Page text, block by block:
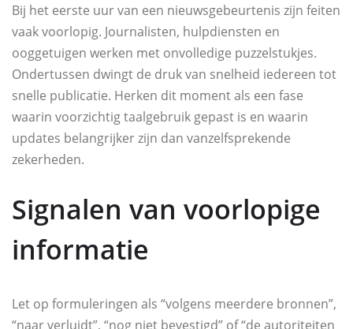
Bij het eerste uur van een nieuwsgebeurtenis zijn feiten
vaak voorlopig. Journalisten, hulpdiensten en
ooggetuigen werken met onvolledige puzzelstukjes.
Ondertussen dwingt de druk van snelheid iedereen tot
snelle publicatie. Herken dit moment als een fase
waarin voorzichtig taalgebruik gepast is en waarin
updates belangrijker zijn dan vanzelfsprekende
zekerheden.
Signalen van voorlopige
informatie
Let op formuleringen als “volgens meerdere bronnen”,
“naar verluidt”, “nog niet bevestigd” of “de autoriteiten